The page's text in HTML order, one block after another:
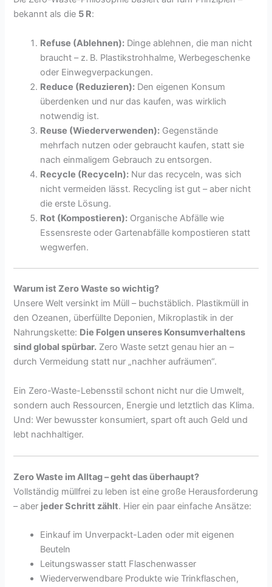
bekannt als die 5 R:
Refuse (Ablehnen): Dinge ablehnen, die man nicht
braucht – z. B. Plastikstrohhalme, Werbegeschenke
oder Einwegverpackungen.
Reduce (Reduzieren): Den eigenen Konsum
überdenken und nur das kaufen, was wirklich
notwendig ist.
Reuse (Wiederverwenden): Gegenstände
mehrfach nutzen oder gebraucht kaufen, statt sie
nach einmaligem Gebrauch zu entsorgen.
Recycle (Recyceln): Nur das recyceln, was sich
nicht vermeiden lässt. Recycling ist gut – aber nicht
die erste Lösung.
Rot (Kompostieren): Organische Abfälle wie
Essensreste oder Gartenabfälle kompostieren statt
wegwerfen.
Warum ist Zero Waste so wichtig?
Unsere Welt versinkt im Müll – buchstäblich. Plastikmüll in
den Ozeanen, überfüllte Deponien, Mikroplastik in der
Nahrungskette: Die Folgen unseres Konsumverhaltens
sind global spürbar. Zero Waste setzt genau hier an –
durch Vermeidung statt nur „nachher aufräumen“.
Ein Zero-Waste-Lebensstil schont nicht nur die Umwelt,
sondern auch Ressourcen, Energie und letztlich das Klima.
Und: Wer bewusster konsumiert, spart oft auch Geld und
lebt nachhaltiger.
Zero Waste im Alltag – geht das überhaupt?
Vollständig müllfrei zu leben ist eine große Herausforderung
– aber jeder Schritt zählt. Hier ein paar einfache Ansätze:
Einkauf im Unverpackt-Laden oder mit eigenen
Beuteln
Leitungswasser statt Flaschenwasser
Wiederverwendbare Produkte wie Trinkflaschen,